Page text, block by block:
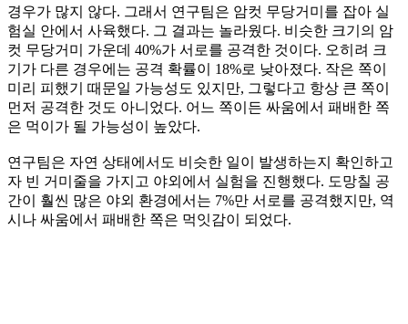
경우가 많지 않다. 그래서 연구팀은 암컷 무당거미를 잡아 실
험실 안에서 사육했다. 그 결과는 놀라웠다. 비슷한 크기의 암
컷 무당거미 가운데 40%가 서로를 공격한 것이다. 오히려 크
기가 다른 경우에는 공격 확률이 18%로 낮아졌다. 작은 쪽이
미리 피했기 때문일 가능성도 있지만, 그렇다고 항상 큰 쪽이
먼저 공격한 것도 아니었다. 어느 쪽이든 싸움에서 패배한 쪽
은 먹이가 될 가능성이 높았다.
연구팀은 자연 상태에서도 비슷한 일이 발생하는지 확인하고
자 빈 거미줄을 가지고 야외에서 실험을 진행했다. 도망칠 공
간이 훨씬 많은 야외 환경에서는 7%만 서로를 공격했지만, 역
시나 싸움에서 패배한 쪽은 먹잇감이 되었다.